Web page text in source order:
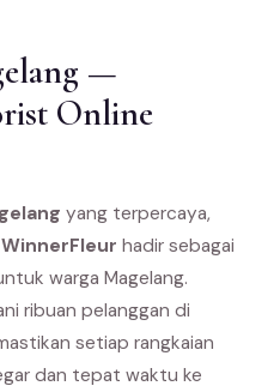
—
Online
yang terpercaya,
WinnerFleur hadir sebagai
warga Magelang.
ribuan pelanggan di
setiap rangkaian
dan tepat waktu ke